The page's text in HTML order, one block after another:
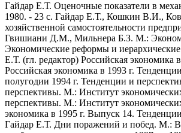
Гайдар Е.Т. Оценочные показатели в
1980. - 23 с. Гайдар Е.Т., Кошкин В.И.,
хозяйственной самостоятельности
Гвишиани Д.М., Мильнера Б.З. М.:
Экономические реформы и
Е.Т. (гл. редактор) Российская
Российская экономика в 1993 г.
полугодии 1994 г. Тенденции и
перспективы. М.: Институт
перспективы. М.: Институт
экономика в 1995 г. Выпуск 14.
Гайдар Е.Т. Дни поражений и побед. М.: